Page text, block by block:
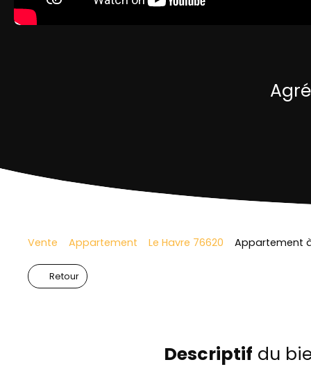
Vente Appartement Le Havre 76620 Appartement
Retour
Descriptif du